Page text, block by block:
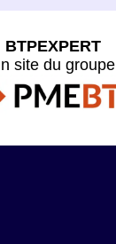
BTPEXPERT
site du groupe